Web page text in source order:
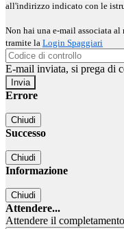
all'indirizzo indicato con le
Non hai una e-mail associata
tramite la Login Spaggiari
E-mail inviata, si prega di
Errore
Chiudi
Successo
Chiudi
Informazione
Chiudi
Attendere...
Attendere il